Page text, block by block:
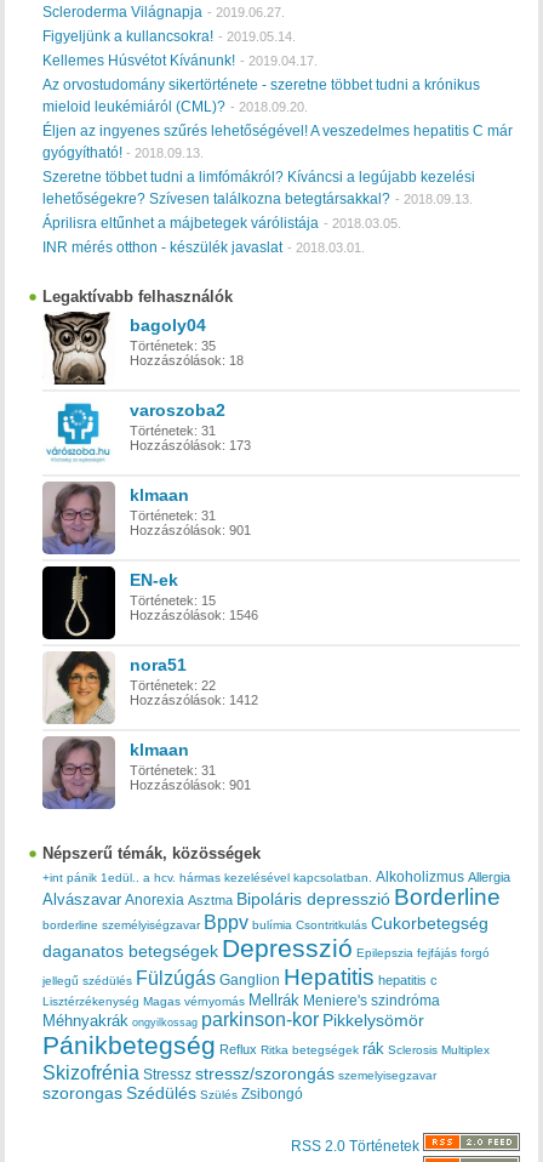
Scleroderma Világnapja - 2019.06.27.
Figyeljünk a kullancsokra! - 2019.05.14.
Kellemes Húsvétot Kívánunk! - 2019.04.17.
Az orvostudomány sikertörténete - szeretne többet tudni a krónikus
mieloid leukémiáról (CML)? - 2018.09.20.
Éljen az ingyenes szűrés lehetőségével! A veszedelmes hepatitis C már
gyógyítható!- 2018.09.13.
Szeretne többet tudni a limfómákról? Kíváncsi a legújabb kezelési
lehetőségekre? Szívesen találkozna betegtársakkal? - 2018.09.13.
Áprilisra eltűnhet a májbetegek várólistája - 2018.03.05.
INR mérés otthon - készülék javaslat - 2018.03.01.
Legaktívabb felhasználók
bagoly04
Történetek: 35
Hozzászólások: 18
varoszoba2
Történetek: 31
Hozzászólások: 173
klmaan
Történetek: 31
Hozzászólások: 901
EN-ek
Történetek: 15
Hozzászólások: 1546
nora51
Történetek: 22
Hozzászólások: 1412
klmaan
Történetek: 31
Hozzászólások: 901
Népszerű témák, közösségek
+int pánik 1edül.. a hcv. hármas kezelésével kapcsolatban. Alkoholizmus Allergia
Alvászavar Anorexia Asztma Bipoláris depresszió Borderline
borderline személyiségzavar Bppv bulímia Csontritkulás Cukorbetegség
daganatos betegségek Depresszió Epilepszia fejfájás forgó
jellegű szédülés Fülzúgás Ganglion Hepatitis hepatitis c
Lisztérzékenység Magas vérnyomás Mellrák Meniere's szindróma
Méhnyakrák ongyilkossag parkinson-kor Pikkelysömör
Pánikbetegség Reflux Ritka betegségek rák Sclerosis Multiplex
Skizofrénia Stressz stressz/szorongás szemelyisegzavar
szorongas Szédülés Szülés Zsibongó
RSS 2.0 Történetek